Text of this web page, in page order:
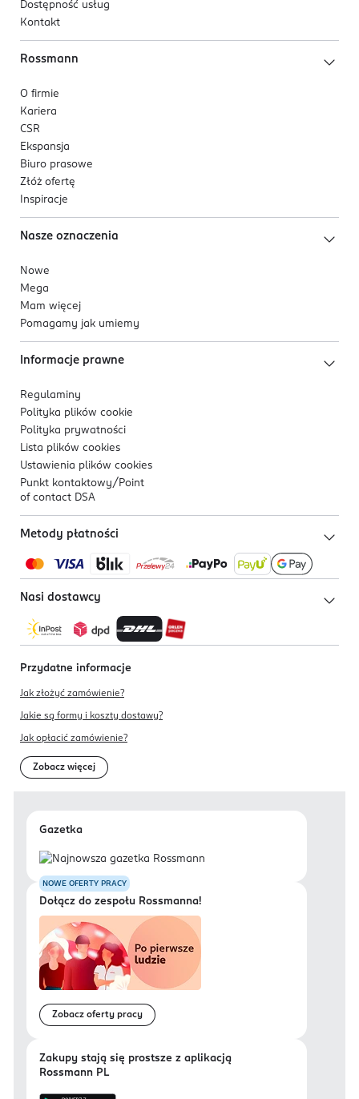
Dostępność usług
Kontakt
Rossmann
O firmie
Kariera
CSR
Ekspansja
Biuro prasowe
Złóż ofertę
Inspiracje
Nasze oznaczenia
Nowe
Mega
Mam więcej
Pomagamy jak umiemy
Informacje prawne
Regulaminy
Polityka plików cookie
Polityka prywatności
Lista plików cookies
Ustawienia plików cookies
Punkt kontaktowy/ Point
of contact DSA
Metody płatności
Nasi dostawcy
Przydatne informacje
Jak złożyć zamówienie?
Jakie są formy i koszty dostawy?
Jak opłacić zamówienie?
Zobacz więcej
Gazetka
NOWE OFERTY PRACY
Dołącz do zespołu Rossmanna!
Zobacz oferty pracy
Zakupy stają się prostsze z aplikacją
Rossmann PL